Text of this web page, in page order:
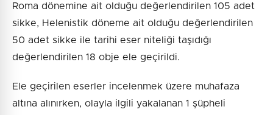
Roma dönemine ait olduğu değerlendirilen 105 adet
sikke, Helenistik döneme ait olduğu değerlendirilen
50 adet sikke ile tarihi eser niteliği taşıdığı
değerlendirilen 18 obje ele geçirildi.
Ele geçirilen eserler incelenmek üzere muhafaza
altına alınırken, olayla ilgili yakalanan 1 şüpheli